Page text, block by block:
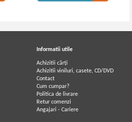
Informatii utile
Achizitii cărți
Achizitii viniluri, casete, CD/DVD
Contact
Cum cumpar?
Politica de livrare
Retur comenzi
Angajari - Cariere